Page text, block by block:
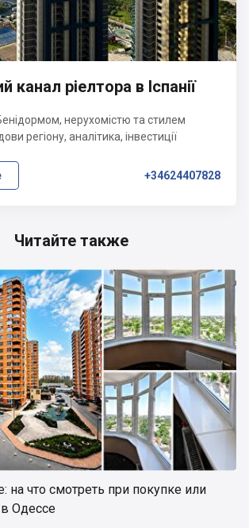
Читайте также
на что смотреть при покупке или
Одессе
канал ріелтора в Іспанії
нерухомістю та стилем
регіону, аналітика, інвестиції
+34624407828